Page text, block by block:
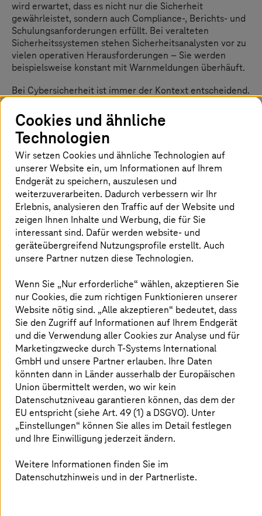
wird erwartet, dass es nicht nur die Sicherheit
gewährleistet, sondern auch Compliance-, Berichts- und
Schulungsanforderungen erfüllt. Bei veralteten
Sicherheitssystemen stehen Sicherheitsanalysten vor zu
vielen operativen Herausforderungen – Sie werden
beispielsweise konstant mit Warnmeldungen überhäuft.
Bei Cybersicherheit ist immer der Kontext entscheidend.
Bedrohungsintelligenz einzusetzen, die Risiken
abwehren kann. Allerdings wirken eine Flut von
Informationen, Fehlalarmen sowie fehlenden Kontext
dem Zweck der Risikominimierung entgegen.
Analysten erhalten jeden Tag Tausende Warnmeldungen
– dazu einige Ergebnisse aus einer Studie
2
Anzahl der täglich eingegangenen
Warnmeldungen: 4.484
Stunden, die für die manuelle Einstufung von
Warnmeldungen aufgewendet werden: 3
Anteil der täglich bearbeiteten Warnmeldungen: 33
Anteil der Fehlalarme: 83 %
Zeitanteil für Warnmeldungen, die keine
Bedrohung darstellen: 32 %
Angst, eine wichtige Warnmeldung zu
verpassen
Eine solche Flut von Warnmeldungen bringt
Sicherheitsanalysten zwangsläufig in Bedrängnis. So
befürchten 97 % von ihnen, eine wichtige Warnmeldung
zu verpassen, wenn es drauf ankommt. Das geschah bei
Einzelhandelsunternehmen in den USA. 2013 war Target
Opfer einer der grössten Datenschutzverletzungen
Cookies und ähnliche
Technologien
Wir setzen Cookies und ähnliche Technologien auf
unserer Website ein, um Informationen auf Ihrem
Endgerät zu speichern, auszulesen und
weiterzuverarbeiten. Dadurch verbessern wir Ihr
Erlebnis, analysieren den Traffic auf der Website und
zeigen Ihnen Inhalte und Werbung, die für Sie
interessant sind. Dafür werden website- und
geräteübergreifend Nutzungsprofile erstellt. Auch
unsere Partner nutzen diese Technologien.
Wenn Sie „Nur erforderliche“ wählen, akzeptieren Sie
nur Cookies, die zum richtigen Funktionieren unserer
Website nötig sind. „Alle akzeptieren“ bedeutet, dass
Sie den Zugriff auf Informationen auf Ihrem Endgerät
und die Verwendung aller Cookies zur Analyse und für
Marketingzwecke durchT-Systems International
GmbH und unsere Partner erlauben. Ihre Daten
könnten dann in Länder ausserhalb der Europäischen
Union übermittelt werden, wo wir kein
Datenschutzniveau garantieren können, das dem der
EU entspricht (siehe Art. 49 (1) a DSGVO). Unter
„Einstellungen“ können Sie alles im Detail festlegen
und Ihre Einwilligung jederzeit ändern.
Weitere Informationen finden Sie im
Datenschutzhinweis und in der Partnerliste.